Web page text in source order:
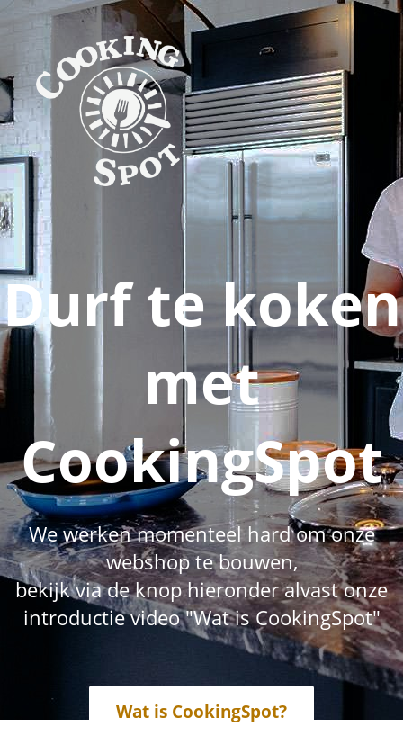
Durf te koken
met
CookingSpot
We werken momenteel hard om onze
webshop te bouwen,
bekijk via de knop hieronder alvast onze
introductie video "Wat is CookingSpot"
Wat is CookingSpot?